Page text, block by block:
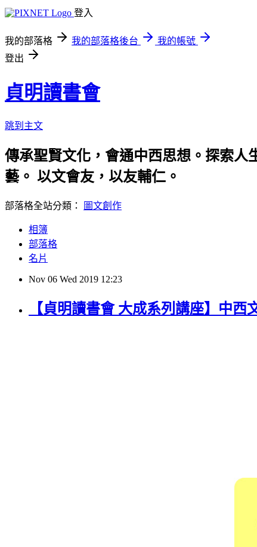
登入
我的部落格 我的部落格後台
我的帳號
登出
貞明讀書會
跳到主文
傳承聖賢文化，會通中西思想。探索人
藝。 以文會友，以友輔仁。
部落格全站分類： 圖文創作
相簿
部落格
名片
Nov 06 Wed 2019 12:23
【貞明讀書會 大成系列講座】中西